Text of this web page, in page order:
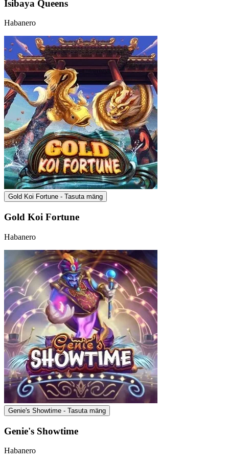
Isibaya Queens
Habanero
Gold Koi Fortune - Tasuta mäng
Gold Koi Fortune
Habanero
Genie's Showtime - Tasuta mäng
Genie's Showtime
Habanero